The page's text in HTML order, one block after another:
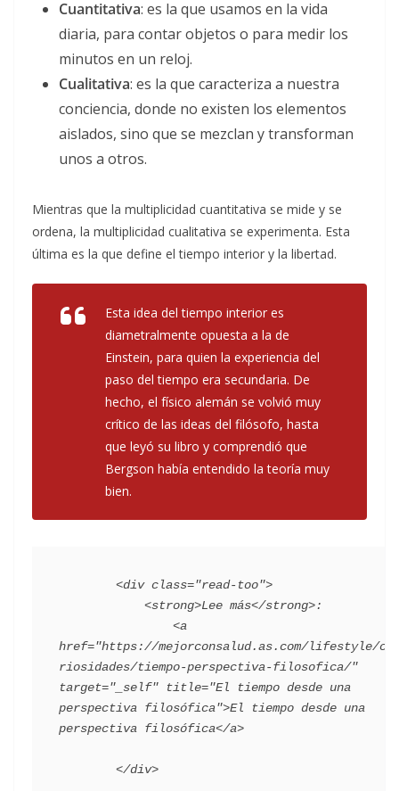
Cuantitativa: es la que usamos en la vida
diaria, para contar objetos o para medir los
minutos en un reloj.
Cualitativa: es la que caracteriza a nuestra
conciencia, donde no existen los elementos
aislados, sino que se mezclan y transforman
unos a otros.
Mientras que la multiplicidad cuantitativa se mide y se
ordena, la multiplicidad cualitativa se experimenta. Esta
última es la que define el tiempo interior y la libertad.
Esta idea del tiempo interior es
diametralmente opuesta a la de
Einstein, para quien la experiencia del
paso del tiempo era secundaria. De
hecho, el físico alemán se volvió muy
crítico de las ideas del filósofo, hasta
que leyó su libro y comprendió que
Bergson había entendido la teoría muy
bien.
href="https://mejorconsalud.as.com/lifestyle/cu
riosidades/tiempo-perspectiva-filosofica/"
target="_self" title="El tiempo desde una
perspectiva filosófica">El tiempo desde una
perspectiva filosófica</a>